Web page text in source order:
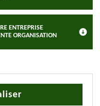
ENTREPRISE
ORGANISATION